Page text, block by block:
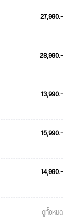
27,990.-
28,990.-
13,990.-
15,990.-
14,990.-
ดูทั้งหมด